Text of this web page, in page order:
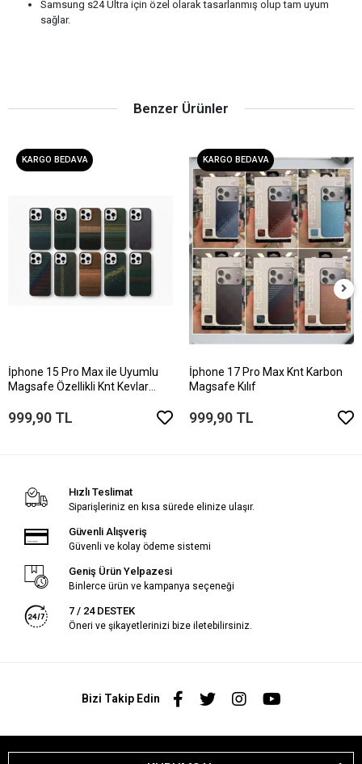
Samsung s24 Ultra için özel olarak tasarlanmış olup tam uyum
sağlar.
Benzer Ürünler
KARGO BEDAVA
İphone 15 Pro Max ile Uyumlu
Magsafe Özellikli Knt Kevlar
999,90 TL
KARGO BEDAVA
İphone 17 Pro Max Knt Karbon
Magsafe Kılıf
999,90 TL
Hızlı Teslimat
Siparişleriniz en kısa sürede elinize ulaşır.
Güvenli Alışveriş
Güvenli ve kolay ödeme sistemi
Geniş Ürün Yelpazesi
Binlerce ürün ve kampanya seçeneği
7 / 24 DESTEK
Öneri ve şikayetlerinizi bize iletebilirsiniz.
Bizi Takip Edin